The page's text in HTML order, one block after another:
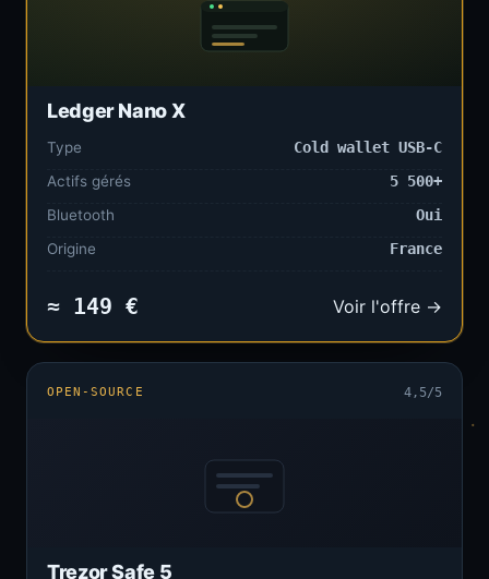
Ledger Nano X
Type
Cold wallet USB-C
Actifs gérés
5 500+
Bluetooth
Oui
Origine
France
≈ 149 € Voir l'offre →
OPEN-SOURCE 4,5/5
Trezor Safe 5